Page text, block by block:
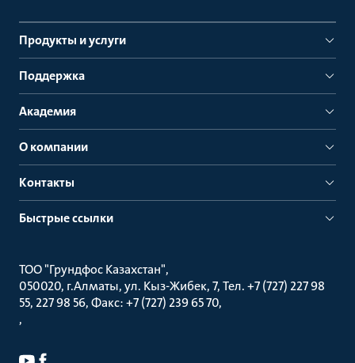
Продукты и услуги
Поддержка
Академия
О компании
Контакты
Быстрые ссылки
ТОО "Грундфос Казахстан"
050020, г.Алматы, ул. Кыз-Жибек, 7, Тел. +7 (727) 227 98
55, 227 98 56, Факс: +7 (727) 239 65 70